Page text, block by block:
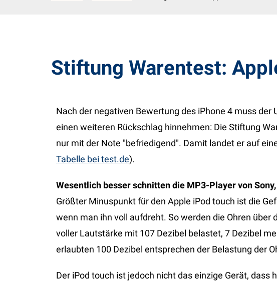
Stiftung Warentest:
Nach der negativen Bewertung des iPhone 4 muss der
einen weiteren Rückschlag hinnehmen: Die Stiftung
nur mit der Note "befriedigend". Damit landet er auf
Tabelle bei test.de).
Wesentlich besser schnitten die MP3-Player von
Größter Minuspunkt für den Apple iPod touch ist die
wenn man ihn voll aufdreht. So werden die Ohren über
voller Lautstärke mit 107 Dezibel belastet, 7 Dezibel
erlaubten 100 Dezibel entsprechen der Belastung der
Der iPod touch ist jedoch nicht das einzige Gerät, dass